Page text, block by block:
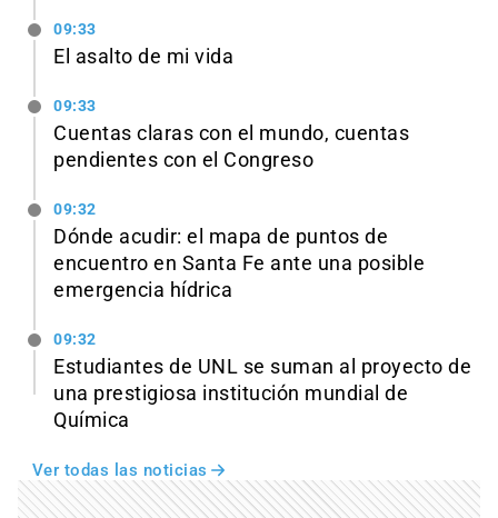
09:33
El asalto de mi vida
09:33
Cuentas claras con el mundo, cuentas
pendientes con el Congreso
09:32
Dónde acudir: el mapa de puntos de
encuentro en Santa Fe ante una posible
emergencia hídrica
09:32
Estudiantes de UNL se suman al proyecto de
una prestigiosa institución mundial de
Química
Ver todas las noticias